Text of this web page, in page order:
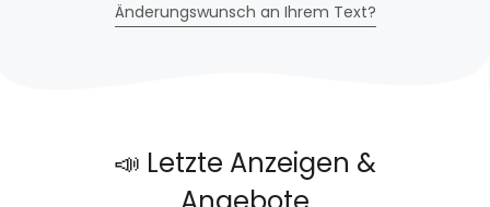
Änderungswunsch an Ihrem Text?